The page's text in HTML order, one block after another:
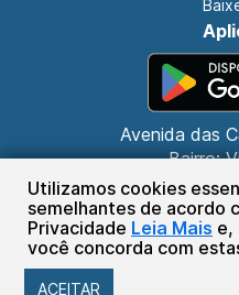
Utilizamos cookies
semelhantes de acordo
Privacidade Leia Mais e,
você concorda com
ACEITAR
Avenida das
Bairro:
CEP:
Foz do
(45)